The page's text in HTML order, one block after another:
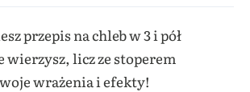
przepis na chleb w 3 i pół
wierzysz, licz ze stoperem
wrażenia i efekty!